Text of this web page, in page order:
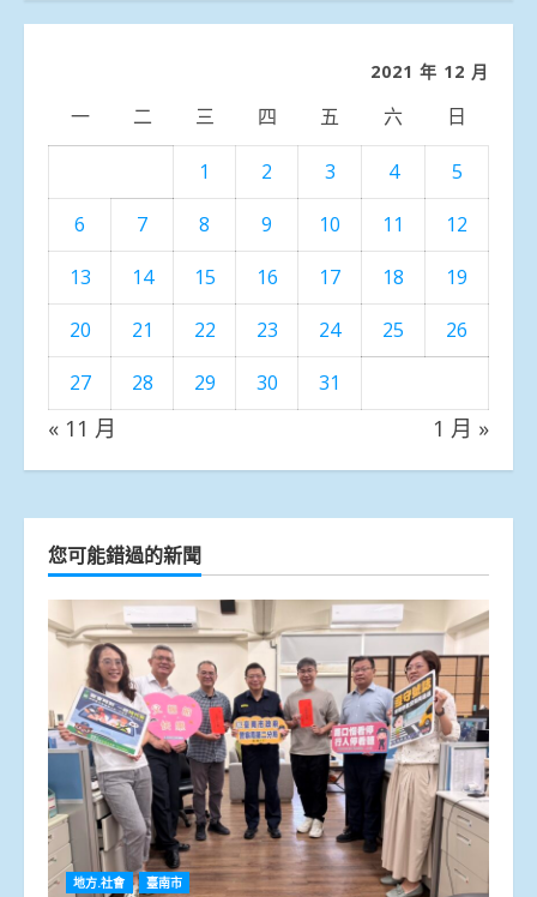
分
2021 年 12 月
一 二 三 四 五 六 日
1 2 3 4
5
6
7 8 9 10 11
12
13
14 15 16 17 18
19
20
21 22 23 24 25
26
27
28 29 30 31
« 11 月 1 月 »
您可能錯過的新聞
地方.社會 臺南市